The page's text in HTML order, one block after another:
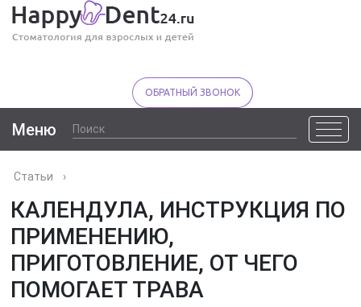
ОБРАТНЫЙ ЗВОНОК
Меню
Статьи ›
КАЛЕНДУЛА, ИНСТРУКЦИЯ ПО
ПРИМЕНЕНИЮ,
ПРИГОТОВЛЕНИЕ, ОТ ЧЕГО
ПОМОГАЕТ ТРАВА